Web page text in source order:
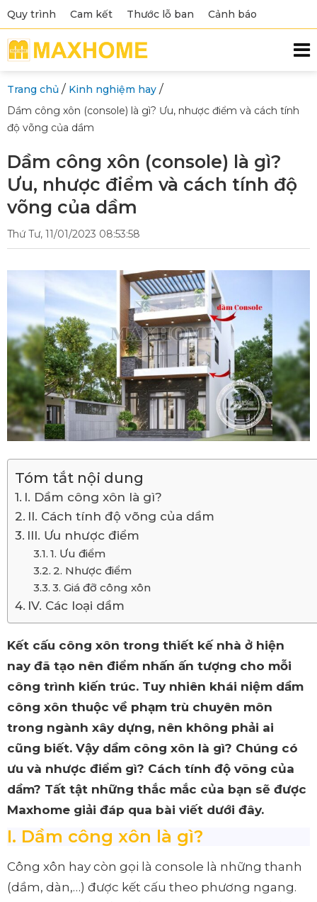
Quy trình Cam kết Thước lỗ ban Cảnh báo
Trang chủ / Kinh nghiệm hay /
Dầm công xôn (console) là gì? Ưu, nhược điểm và cách tính
độ võng của dầm
Dầm công xôn (console) là gì?
Ưu, nhược điểm và cách tính độ
võng của dầm
Thứ Tư, 11/01/2023 08:53:58
Tóm tắt nội dung
I. Dầm công xôn là gì?
II. Cách tính độ võng của dầm
III. Ưu nhược điểm
1. Ưu điểm
2. Nhược điểm
3. Giá đỡ công xôn
IV. Các loại dầm
Kết cấu công xôn trong thiết kế nhà ở hiện
nay đã tạo nên điểm nhấn ấn tượng cho mỗi
công trình kiến trúc. Tuy nhiên khái niệm dầm
công xôn thuộc về phạm trù chuyên môn
trong ngành xây dựng, nên không phải ai
cũng biết. Vậy dầm công xôn là gì? Chúng có
ưu và nhược điểm gì? Cách tính độ võng của
dầm? Tất tật những thắc mắc của bạn sẽ được
Maxhome giải đáp qua bài viết dưới đây.
I. Dầm công xôn là gì?
Công xôn hay còn gọi là console là những thanh
(dầm, dàn,…) được kết cấu theo phương ngang.